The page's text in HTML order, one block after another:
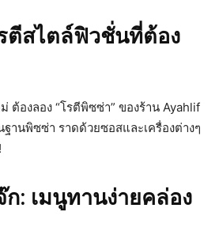
ตีสไตล์ฟิวชั่นที่ต้อง
ต้องลอง “โรตีพิซซ่า” ของร้าน Ayahlif
านพิซซ่า ราดด้วยซอสและเครื่องต่างๆ
: เมนูทานง่ายคล่อง